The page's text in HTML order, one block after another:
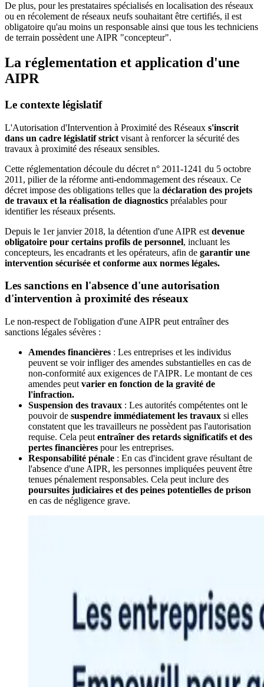
De plus, pour les prestataires spécialisés en localisation des réseaux
ou en récolement de réseaux neufs souhaitant être certifiés, il est
obligatoire qu'au moins un responsable ainsi que tous les techniciens
de terrain possèdent une AIPR "concepteur".
La réglementation et application d'une
AIPR
Le contexte législatif
L'Autorisation d'Intervention à Proximité des Réseaux s'inscrit
dans un cadre législatif strict visant à renforcer la sécurité des
travaux à proximité des réseaux sensibles.
Cette réglementation découle du décret n° 2011-1241 du 5 octobre
2011, pilier de la réforme anti-endommagement des réseaux. Ce
décret impose des obligations telles que la déclaration des projets
de travaux et la réalisation de diagnostics préalables pour
identifier les réseaux présents.
Depuis le 1er janvier 2018, la détention d'une AIPR est devenue
obligatoire pour certains profils de personnel, incluant les
concepteurs, les encadrants et les opérateurs, afin de garantir une
intervention sécurisée et conforme aux normes légales.
Les sanctions en l'absence d'une autorisation
d'intervention à proximité des réseaux
Le non-respect de l'obligation d'une AIPR peut entraîner des
sanctions légales sévères :
Amendes financières : Les entreprises et les individus
peuvent se voir infliger des amendes substantielles en cas de
non-conformité aux exigences de l'AIPR. Le montant de ces
amendes peut varier en fonction de la gravité de
l'infraction.
Suspension des travaux : Les autorités compétentes ont le
pouvoir de suspendre immédiatement les travaux si elles
constatent que les travailleurs ne possèdent pas l'autorisation
requise. Cela peut entraîner des retards significatifs et des
pertes financières pour les entreprises.
Responsabilité pénale : En cas d'incident grave résultant de
l'absence d'une AIPR, les personnes impliquées peuvent être
tenues pénalement responsables. Cela peut inclure des
poursuites judiciaires et des peines potentielles de prison
en cas de négligence grave.